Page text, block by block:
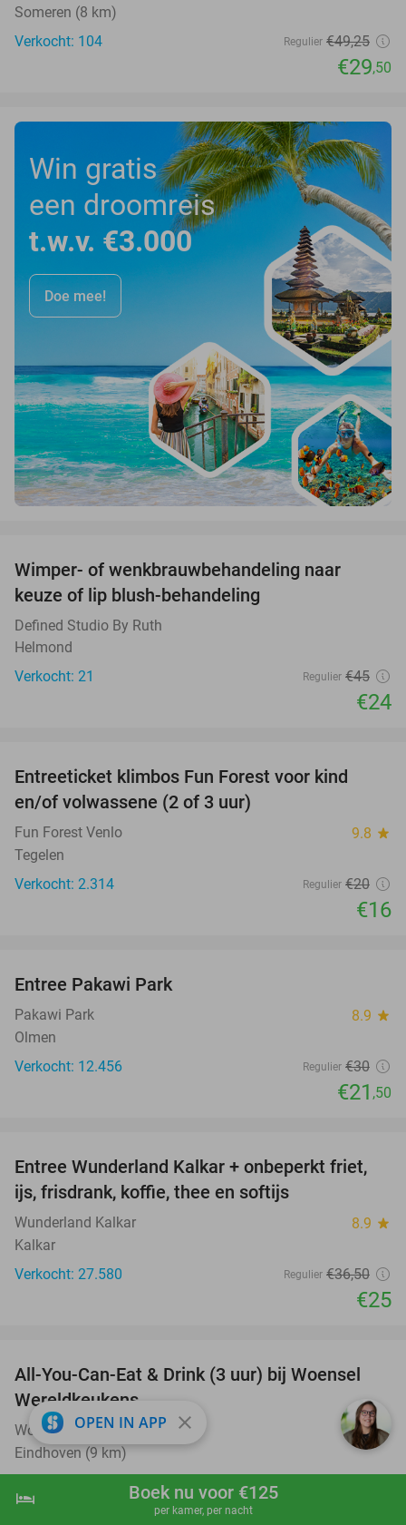
shopping_cart Boek nu
hotel Boek nu voor €125
per kamer, per nacht
Someren (8 km)
Verkocht: 104
Regulier €49,25
€29,50
Win gratis
een droomreis
t.w.v. €3.000
Doe mee!
Wimper- of wenkbrauwbehandeling naar
keuze of lip blush-behandeling
Defined Studio By Ruth
Helmond
Verkocht: 21
Regulier €45
€24
Entreeticket klimbos Fun Forest voor kind
en/of volwassene (2 of 3 uur)
Fun Forest Venlo 9.8 star
Tegelen
Verkocht: 2.314
Regulier €20
€16
Entree Pakawi Park
Pakawi Park 8.9 star
Olmen
Verkocht: 12.456
Regulier €30
€21 ,50
32%
Entree Wunderland Kalkar + onbeperkt friet,
ijs, frisdrank, koffie, thee en softijs
Wunderland Kalkar 8.9 star
Kalkar
Verkocht: 27.580
Regulier €36,50
€25
15%
All-You-Can-Eat & Drink (3 uur) bij Woensel
Wereldkeukens
Woensel Wereldkeukens 9.3star
Eindhoven (9 km)
OPEN IN APP close